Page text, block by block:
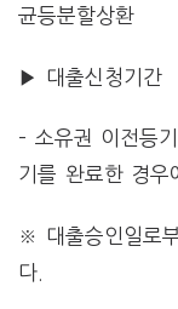
균등분할상환
▶ 대출신청기간
– 소유권 이전등
기를 완료한 경우
※ 대출승인일로
다.